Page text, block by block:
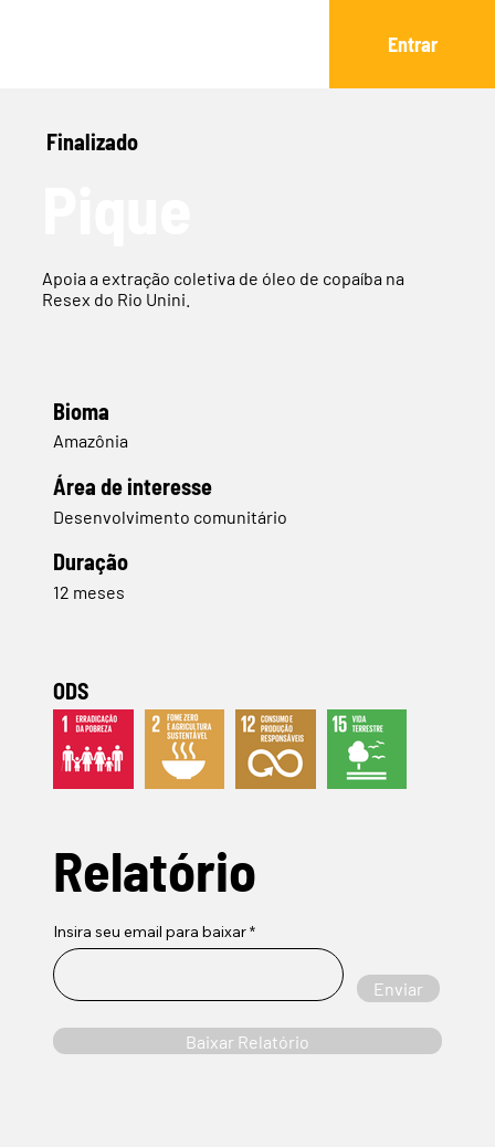
Entrar
Finalizado
Apoia a extração coletiva de óleo de copaíba na
Resex do Rio Unini.
Bioma
Amazônia
​Área de interesse
Desenvolvimento comunitário
Duração
12 meses
Relatório
Insira seu email para baixar
Enviar
Baixar Relatório
ODS